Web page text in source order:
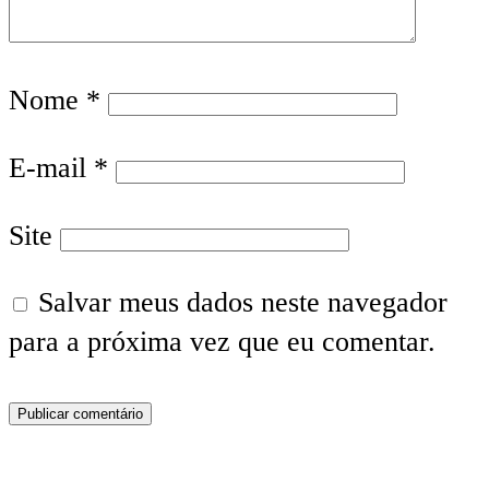
Nome *
E-mail *
Site
Salvar meus dados neste navegador
para a próxima vez que eu comentar.